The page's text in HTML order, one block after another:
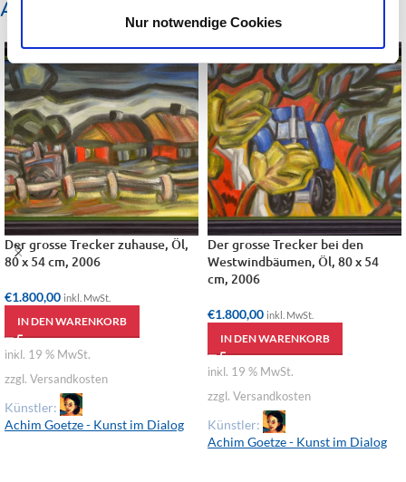
Nur notwendige Cookies
Ähnliche Produkte
Der grosse Trecker zuhause, Öl,
80 x 54 cm, 2006
€1.800,00 inkl. MwSt.
IN DEN WARENKORB
zzgl. Versandkosten
Künstler:
Achim Goetze - Kunst im Dialog
Der grosse Trecker bei den
Westwindbäumen, Öl, 80 x 54
cm, 2006
€1.800,00 inkl. MwSt.
IN DEN WARENKORB
zzgl. Versandkosten
Künstler:
Achim Goetze - Kunst im Dialog